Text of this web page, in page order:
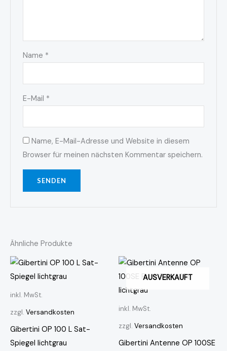
Name *
E-Mail *
Name, E-Mail-Adresse und Website in diesem
Browser für meinen nächsten Kommentar speichern.
Ähnliche Produkte
inkl. MwSt.
zzgl. Versandkosten
Gibertini OP 100 L Sat-
Spiegel lichtgrau
AUSVERKAUFT
inkl. MwSt.
zzgl. Versandkosten
Gibertini Antenne OP 100SE